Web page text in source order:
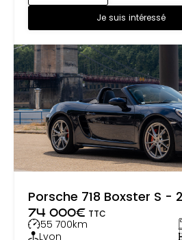
Je suis intéressé
Porsche 718 Boxster S -
74 000€ TTC
55 700km
Lyon